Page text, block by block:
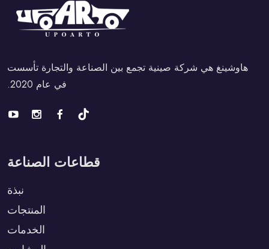
هاوشينغ هي شركة صينية تجمع بين الصناعة والتجارة تأسست
في عام 2020.
قطاعات الصناعة
نبذة
المنتجات
الخدمات